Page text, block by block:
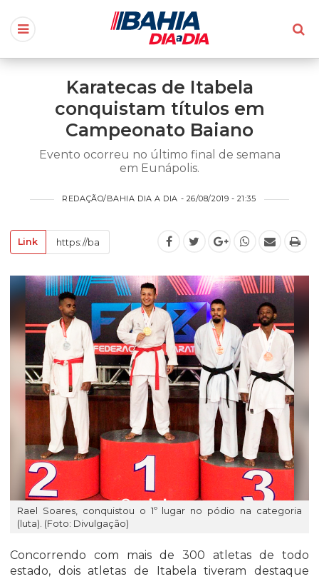
Karatecas de Itabela
conquistam títulos em
Campeonato Baiano
Evento ocorreu no último final de semana
em Eunápolis.
REDAÇÃO/BAHIA DIA A DIA - 26/08/2019 - 21:35
Link
Rael Soares, conquistou o 1º lugar no pódio na categoria
(luta). (Foto: Divulgação)
Concorrendo com mais de 300 atletas de todo
estado, dois atletas de Itabela tiveram destaque